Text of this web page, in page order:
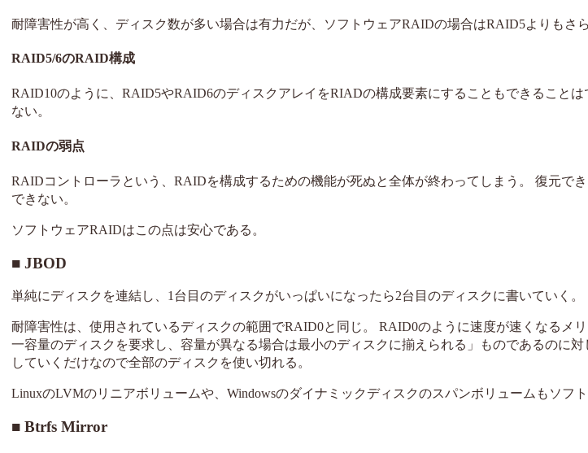
耐障害性が高く、ディスク数が多い場合は有力だが、ソフトウェアRAIDの場合はRAID5よりもさら
RAID5/6のRAID構成
RAID10のように、RAID5やRAID6のディスクアレイをRIADの構成要素にすることもできること
ない。
RAIDの弱点
RAIDコントローラという、RAIDを構成するための機能が死ぬと全体が終わってしまう。 復元で
できない。
ソフトウェアRAIDはこの点は安心である。
JBOD
単純にディスクを連結し、1台目のディスクがいっぱいになったら2台目のディスクに書いていく。
耐障害性は、使用されているディスクの範囲でRAID0と同じ。 RAID0のように速度が速くなるメ
一容量のディスクを要求し、容量が異なる場合は最小のディスクに揃えられる」ものであるのに
していくだけなので全部のディスクを使い切れる。
LinuxのLVMのリニアボリュームや、Windowsのダイナミックディスクのスパンボリュームもソフト
Btrfs Mirror